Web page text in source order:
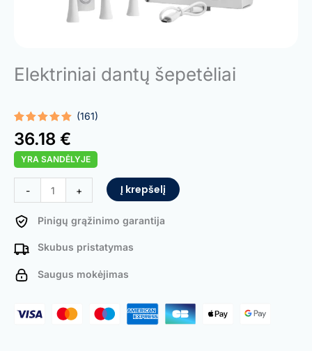
Elektriniai dantų šepetėliai
Įvertinimas:
5.00iš 5
(viso
įvertinimų:
161
)
(161)
36.18 €
YRA SANDĖLYJE
-
produkto
kiekis:
Electric
+ Į krepšelį
Pinigų grąžinimo garantija
Skubus pristatymas
Saugus mokėjimas